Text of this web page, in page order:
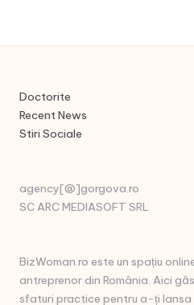
Doctorite
Recent News
Stiri Sociale
agency[@]gorgova.ro
SC ARC MEDIASOFT SRL
BizWoman.ro este un spațiu
antreprenor din România. Aici
sfaturi practice pentru a-ți